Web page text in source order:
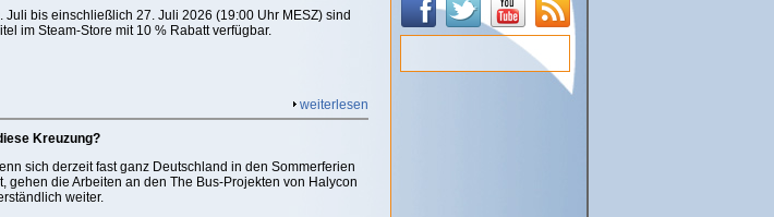
Juli bis einschließlich 27. Juli 2026 (19:00 Uhr MESZ) sind
im Steam-Store mit 10 % Rabatt verfügbar.
weiterlesen
Kreuzung?
sich derzeit fast ganz Deutschland in den Sommerferien
gehen die Arbeiten an den The Bus-Projekten von Halycon
weiter.